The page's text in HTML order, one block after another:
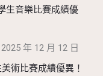
生音樂比賽成績優
2025 年 12 月 12 日
術比賽成績優異！